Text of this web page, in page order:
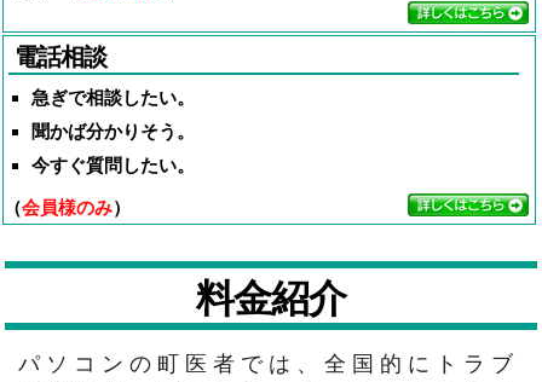
電話相談
急ぎで相談したい。
聞かば分かりそう。
今すぐ質問したい。
（会員様のみ）
料金紹介
パソコンの町医者では、全国的にトラブ